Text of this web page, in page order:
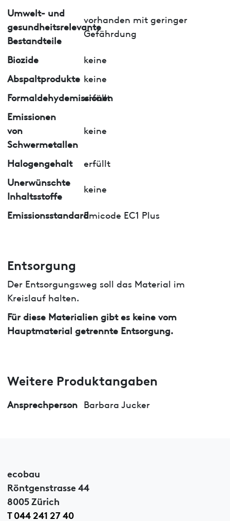
Umwelt- und
gesundheitsrelevante
Bestandteile
vorhanden mit geringer
Gefährdung
Biozide
keine
Abspaltprodukte keine
Formaldehydemissionen
erfüllt
Emissionen
von
Schwermetallen
keine
Halogengehalt
erfüllt
Unerwünschte
Inhaltsstoffe
keine
EmissionsstandardEmicode EC1 Plus
Entsorgung
Der Entsorgungsweg soll das Material im
Kreislauf halten.
Für diese Materialien gibt es keine vom
Hauptmaterial getrennte Entsorgung.
Weitere Produktangaben
Ansprechperson Barbara Jucker
ecobau
Röntgenstrasse 44
8005 Zürich
T 044 241 27 40